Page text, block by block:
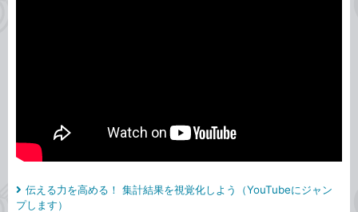
伝える力を高める！ 集計結果を視覚化しよう（YouTubeにジャン
プします）